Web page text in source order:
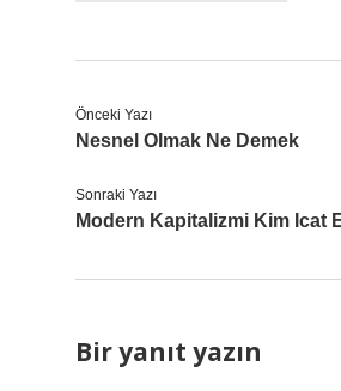
Önceki Yazı
Nesnel Olmak Ne Demek
Sonraki Yazı
Modern Kapitalizmi Kim Icat
Bir yanıt yazın